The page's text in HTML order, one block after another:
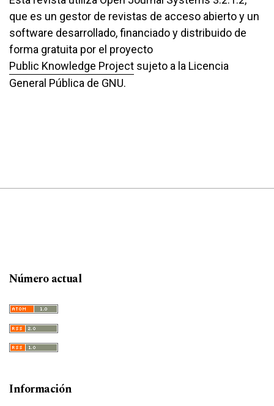
que es un gestor de revistas de acceso abierto y un
software desarrollado, financiado y distribuido de
forma gratuita por el proyecto
Public Knowledge Project sujeto a la Licencia
General Pública de GNU.
Número actual
Información